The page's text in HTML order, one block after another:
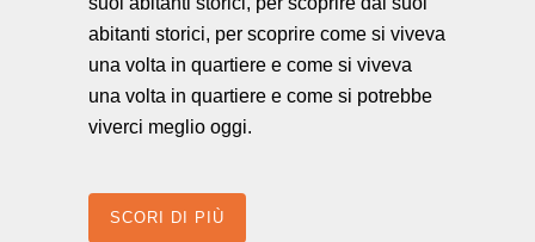
abitanti storici, per scoprire come si viveva
una volta in quartiere e come si viveva
una volta in quartiere e come si potrebbe
viverci meglio oggi.
SCORI DI PIÙ